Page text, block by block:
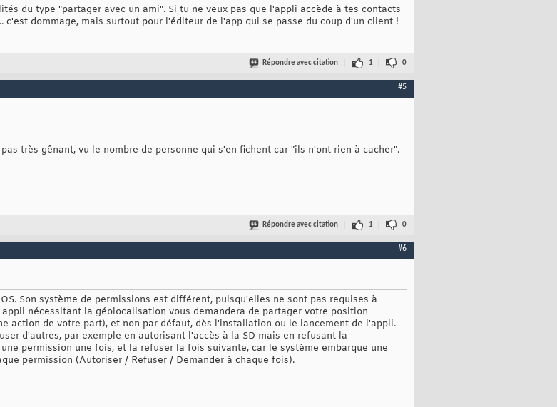
du type "partager avec un ami". Si tu ne veux pas que l'appli accède à tes contacts
dommage, mais surtout pour l'éditeur de l'app qui se passe du coup d'un client !
Répondre avec citation 1 0
#5
très gênant, vu le nombre de personne qui s'en fichent car "ils n'ont rien à cacher".
Répondre avec citation 1 0
#6
Son système de permissions est différent, puisqu'elles ne sont pas requises à
nécessitant la géolocalisation vous demandera de partager votre position
action de votre part), et non par défaut, dès l'installation ou le lancement de l'appli.
d'autres, par exemple en autorisant l'accès à la SD mais en refusant la
permission une fois, et la refuser la fois suivante, car le système embarque une
permission (Autoriser / Refuser / Demander à chaque fois).